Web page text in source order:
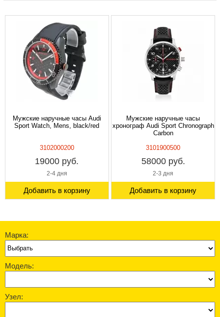
Мужские наручные часы Audi
Sport Watch, Mens, black/red
3102000200
19000 руб.
2-4 дня
Добавить в корзину
Мужские наручные часы
хронограф Audi Sport Chronograph
Carbon
3101900500
58000 руб.
2-3 дня
Добавить в корзину
Марка:
Модель:
Узел: